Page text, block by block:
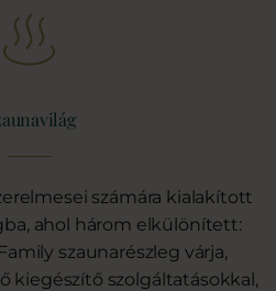
számára kialakított
ahol három elkülönített:
szaunarészleg várja,
kiegészítő szolgáltatásokkal,